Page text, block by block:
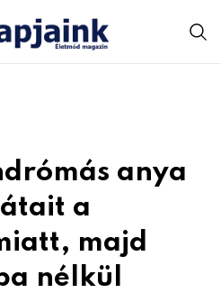
anya
a
majd
nélkül